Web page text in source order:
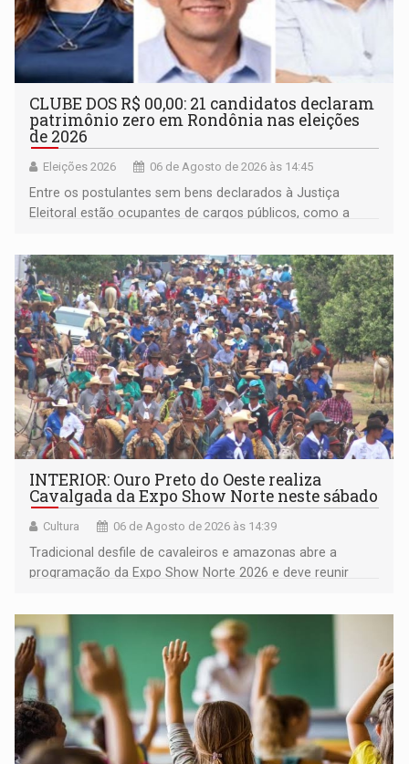
CLUBE DOS R$ 00,00: 21 candidatos declaram
patrimônio zero em Rondônia nas eleições
de 2026
Eleições 2026 06 de Agosto de 2026 às 14:45
Entre os postulantes sem bens declarados à Justiça
Eleitoral estão ocupantes de cargos públicos, como a
Pedro Geovar (PP) e a vice-prefeita Magna dos Anjos
(NOVO)
INTERIOR: Ouro Preto do Oeste realiza
Cavalgada da Expo Show Norte neste sábado
Cultura 06 de Agosto de 2026 às 14:39
Tradicional desfile de cavaleiros e amazonas abre a
programação da Expo Show Norte 2026 e deve reunir